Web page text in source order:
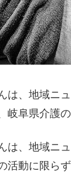
は、地域ニ
岐阜県介護
は、地域ニ
活動に限ら